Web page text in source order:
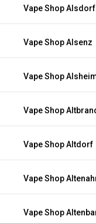
Vape Shop Alsdorf
Vape Shop Alsenz
Vape Shop
Vape Shop
Vape Shop Altdorf
Vape Shop
Vape Shop